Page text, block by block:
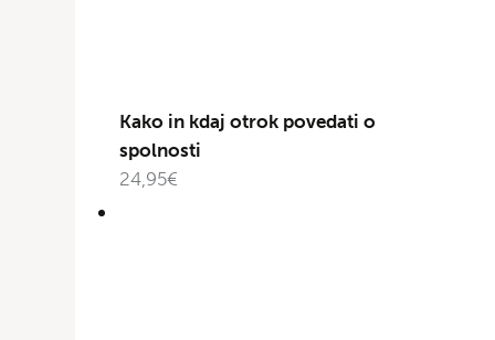
Kako in kdaj otrok povedati o
spolnosti
24,95€